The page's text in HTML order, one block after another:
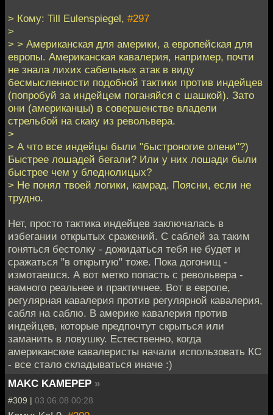
> Кому: Till Eulenspiegel, #297
>
> > Американская для америки, а европейская для
европы. Американская кавалерия, например, почти
не знала лихих сабельных атак в виду
бесмысленности подобной тактики против индейцев
(попробуй за индейцем поганяйся с шашкой). Зато
они (американцы) в совершенстве владели
стрельбой на скаку из револьвера.
>
> А что все индейцы были "быстроногие олени"?)
Быстрее лошадей бегали? Или у них лошади были
быстрее чем у бледнолицых?
> Не понял твоей логики, камрад. Поясни, если не
трудно.
Нет, просто тактика индейцев заключалась в
избегании открытых сражений. С саблей за таким
гоняться бестолку - дожидаться тебя не будет и
сражаться "в открытую" тоже. Пока догонищ -
измотаешся. А вот метко попасть с револьвера -
намного реальнее и практичнее. Вот в европе,
регулярная кавалерия против регулярной кавалерия,
сабля на саблю. В америке кавалерия против
индейцев, которые предпочтут скрыться или
заманить в ловушку. Естественно, когда
американские кавалеристы начали использовать КС
- все стало складываться иначе :)
MAKC KAMEPEP »
#309 | 03.06.08 00:28